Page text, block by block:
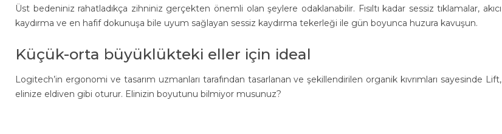
Üst bedeniniz rahatladıkça zihniniz gerçekten önemli olan şeylere odaklanabilir. Fısıltı kadar sessiz tıklamalar, akıcı
kaydırma ve en hafif dokunuşa bile uyum sağlayan sessiz kaydırma tekerleği ile gün boyunca huzura kavuşun.
Küçük-orta büyüklükteki eller için ideal
Logitech’in ergonomi ve tasarım uzmanları tarafından tasarlanan ve şekillendirilen organik kıvrımları sayesinde Lift,
elinize eldiven gibi oturur. Elinizin boyutunu bilmiyor musunuz?